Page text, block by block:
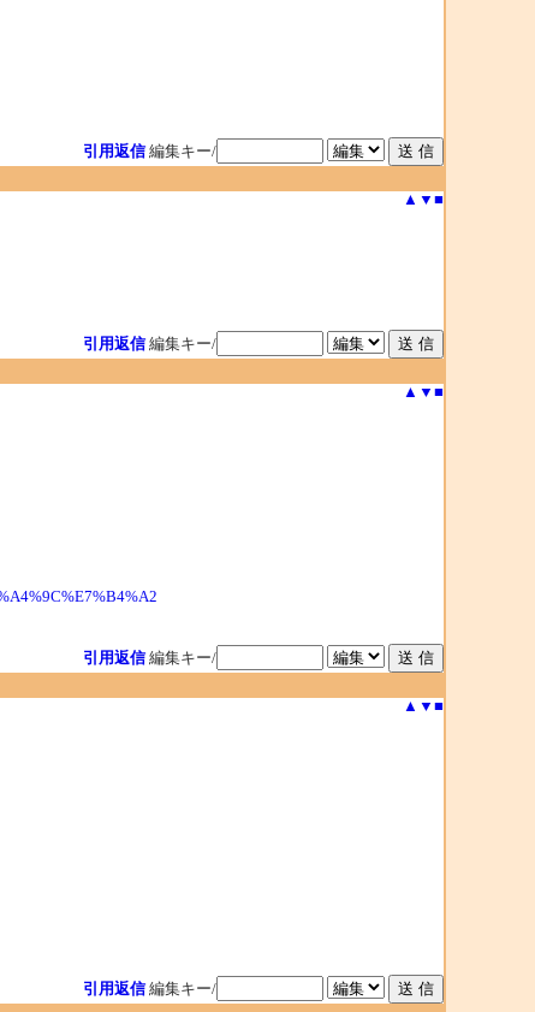
引用返信 編集キー/
▲ ▼ ■
引用返信 編集キー/
▲ ▼ ■
引用返信 編集キー/
▲ ▼ ■
引用返信 編集キー/